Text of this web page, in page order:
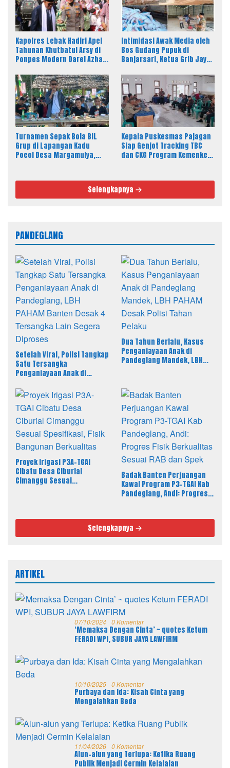
Kapolres Lebak Hadiri Apel
Tahunan Khutbatul Arsy di
Ponpes Modern Darel Azhar,
Disiplin dan Akhlak Santri
Intimidasi Awak Media oleh
Bos Gudang Pupuk di
Banjarsari, Ketua Grib Jaya
Perizinan PT PAM
Turnamen Sepak Bola BIL
Grup di Lapangan Kadu
Pocol Desa Margamulya,
Kepala Puskesmas Pajagan
Siap Genjot Tracking TBC
dan CKG Program Kemenkes
Selengkapnya
PANDEGLANG
Setelah Viral, Polisi Tangkap
Satu Tersangka
Penganiayaan Anak di
Banten Desak 4 Tersangka
Lain Segera Diproses
Dua Tahun Berlalu, Kasus
Penganiayaan Anak di
Pandeglang Mandek, LBH
Proyek Irigasi P3A-TGAI
Cibatu Desa Ciburial
Cimanggu Sesuai
Badak Banten Perjuangan
Kawal Program P3-TGAI Kab
Pandeglang, Andi: Progres
Selengkapnya
ARTIKEL
07/10/2024 0 Komentar
‘Memaksa Dengan Cinta’ ~ quotes Ketum
FERADI WPI, SUBUR JAYA LAWFIRM
10/10/2025 0 Komentar
Purbaya dan Ida: Kisah Cinta yang
Mengalahkan Beda
11/04/2026 0 Komentar
Alun-alun yang Terlupa: Ketika Ruang
Publik Menjadi Cermin Kelalaian